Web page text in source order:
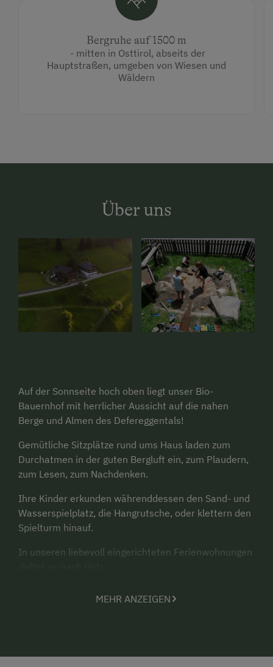
Bergruhe auf 1500 m
- mitten in Osttirol, abseits der
Hauptstraßen, umgeben von Wiesen und
Wäldern
Über uns
Auf der Sonnseite hoch oben liegt unser Bio-
Bauernhof mit herrlicher Aussicht auf die nahen
Berge und Almen des Defereggentals!
Gemütliche Sitzplätze rund ums Haus laden zum
Durchatmen in der guten Bergluft ein, zum Plaudern,
zum Lesen, zum Nachdenken.
Ihre Kinder erkunden währenddessen den Sand- und
Wasserspielplatz, die Hangrutsche, oder klettern den
Spielturm hinauf.
In unseren liebevoll eingerichteten Ferienwohnungen
MEHR ANZEIGEN